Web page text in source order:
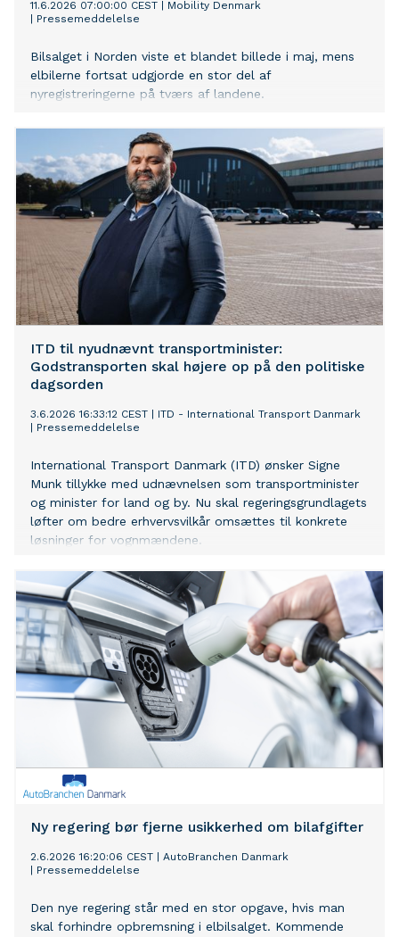
11.6.2026 07:00:00 CEST
Mobility Denmark
Pressemeddelelse
Bilsalget i Norden viste et blandet billede i maj, mens
elbilerne fortsat udgjorde en stor del af
nyregistreringerne på tværs af landene.
ITD til nyudnævnt transportminister:
Godstransporten skal højere op på den politiske
dagsorden
3.6.2026 16:33:12 CEST
ITD - International Transport Danmark
Pressemeddelelse
International Transport Danmark (ITD) ønsker Signe
Munk tillykke med udnævnelsen som transportminister
og minister for land og by. Nu skal regeringsgrundlagets
løfter om bedre erhvervsvilkår omsættes til konkrete
løsninger for vognmændene.
Ny regering bør fjerne usikkerhed om bilafgifter
2.6.2026 16:20:06 CEST
AutoBranchen Danmark
Pressemeddelelse
Den nye regering står med en stor opgave, hvis man
skal forhindre opbremsning i elbilsalget. Kommende